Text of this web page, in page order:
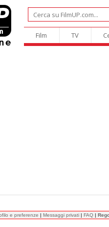
Film TV
e preferenze | Messaggi privati | FAQ |